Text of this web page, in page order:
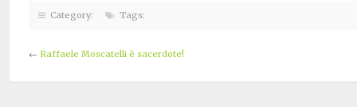
Category: Tags:
← Raffaele Moscatelli è sacerdote!